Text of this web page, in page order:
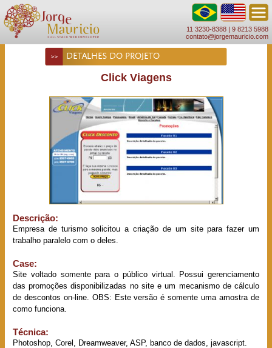
11 3230-8388 | 9 8213 5988
contato@jorgemauricio.com
DETALHES DO PROJETO
Click Viagens
Descrição:
Empresa de turismo solicitou a criação de um site para fazer um
trabalho paralelo com o deles.
Case:
Site voltado somente para o público virtual. Possui gerenciamento
das promoções disponibilizadas no site e um mecanismo de cálculo
de descontos on-line. OBS: Este versão é somente uma amostra de
como funciona.
Técnica:
Photoshop, Corel, Dreamweaver, ASP, banco de dados, javascript.